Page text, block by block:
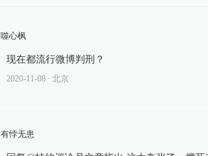
噬心枫
现在都流行微博判刑？
2020-11-08 ∙ 北京
有悖无患